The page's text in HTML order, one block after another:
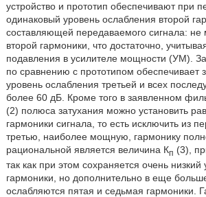
устройство и прототип обеспечивают при
одинаковый уровень ослабления второй
составляющей передаваемого сигнала:
второй гармоники, что достаточно,
подавления в усилителе мощности (УМ).
по сравнению с прототипом обеспечивает
уровень ослабления третьей и всех
более 60 дБ. Кроме того в заявленном
(2) полюса затухания можно установить
гармоники сигнала, то есть исключить из
третью, наиболее мощную, гармонику
рациональной является величина Кп (3),
так как при этом сохраняется очень низкий
гармоники, но дополнительно в еще
ослабляются пятая и седьмая гармоники.